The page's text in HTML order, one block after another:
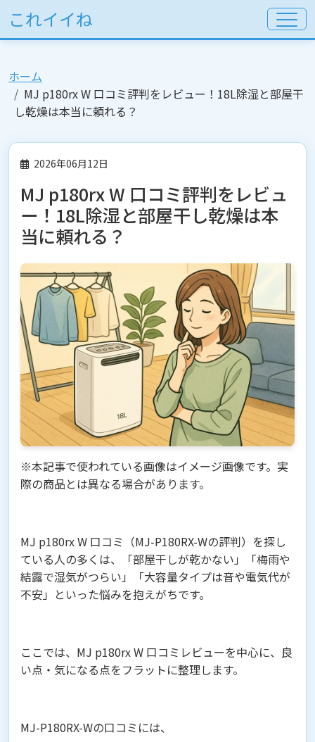
これイイね
ホーム
MJ p180rx W 口コミ評判をレビュー！18L除湿と部屋干
し乾燥は本当に頼れる？
2026年06月12日
MJ p180rx W 口コミ評判をレビュ
ー！18L除湿と部屋干し乾燥は本
当に頼れる？
※本記事で使われている画像はイメージ画像です。実
際の商品とは異なる場合があります。
MJ p180rx W 口コミ（MJ-P180RX-Wの評判）を探し
ている人の多くは、「部屋干しが乾かない」「梅雨や
結露で湿気がつらい」「大容量タイプは音や電気代が
不安」といった悩みを抱えがちです。
ここでは、MJ p180rx W 口コミレビューを中心に、良
い点・気になる点をフラットに整理します。
MJ-P180RX-Wの口コミには、